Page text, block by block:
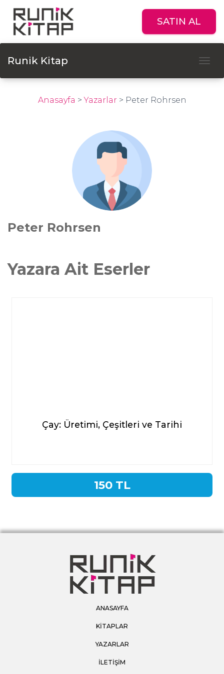
SATIN AL
Runik Kitap
Anasayfa >Yazarlar > Peter Rohrsen
Peter Rohrsen
Yazara Ait Eserler
Çay: Üretimi, Çeşitleri ve Tarihi
150 TL
ANASAYFA
KİTAPLAR
YAZARLAR
İLETİŞİM